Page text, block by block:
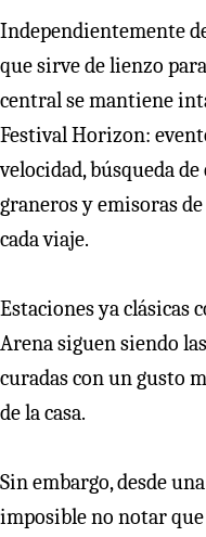
Independientemente
que sirve de lienzo
central se mantiene
Festival Horizon:
velocidad, búsqueda
graneros y emisoras
cada viaje.
Estaciones ya clásicas
Arena siguen siendo
curadas con un gusto
de la casa.
Sin embargo, desde
imposible no notar que